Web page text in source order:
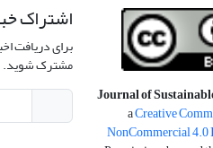
Journal of
aCreative
NonCommercial
اشتراک
برای دریافت
مشترک شوید.